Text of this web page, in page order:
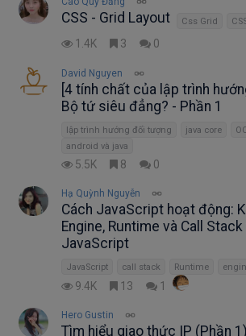
CSS - Grid Layout Css Grid
1.4K 3 0
David Nguyen
[4 tính chất của lập trình
Bộ tứ siêu đẳng? - Phần 1
lập trình hướng đối tượng java core
android và java
5.5K 8 0
Hạ Quỳnh Nguyễn
Cách JavaScript hoạt động:
Engine, Runtime và Call
JavaScript
JavaScript call stack Runtime
9.4K 13 1
Hero Gustin
Tìm hiểu giao thức IP (Phần 1)